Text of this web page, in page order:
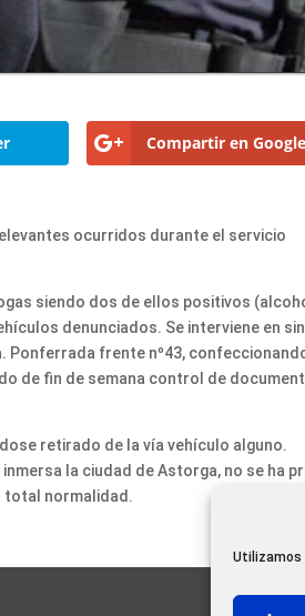
Utilizamos
Compartir en
ocurridos durante el servicio
siendo dos de ellos positivos
denunciados. Se interviene en
frente nº43,
de fin de semana control de
retirado de la vía vehículo alguno.
la ciudad de Astorga, no se ha
total normalidad.